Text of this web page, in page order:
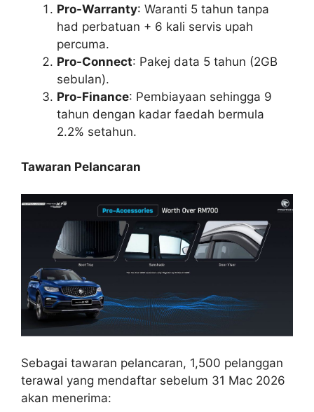
Pro-Warranty: Waranti 5 tahun tanpa
had perbatuan + 6 kali servis upah
percuma.
Pro-Connect: Pakej data 5 tahun (2GB
sebulan).
Pro-Finance: Pembiayaan sehingga 9
tahun dengan kadar faedah bermula
2.2% setahun.
Tawaran Pelancaran
Sebagai tawaran pelancaran, 1,500 pelanggan
terawal yang mendaftar sebelum 31 Mac 2026
akan menerima: